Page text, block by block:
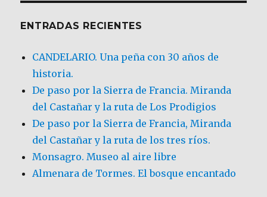
ENTRADAS RECIENTES
CANDELARIO. Una peña con 30 años de
historia.
De paso por la Sierra de Francia. Miranda
del Castañar y la ruta de Los Prodigios
De paso por la Sierra de Francia, Miranda
del Castañar y la ruta de los tres ríos.
Monsagro. Museo al aire libre
Almenara de Tormes. El bosque encantado